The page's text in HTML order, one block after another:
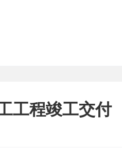
工程竣工交付